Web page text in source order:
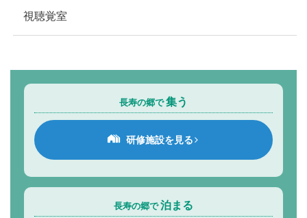
視聴覚室
長寿の郷で集う
研修施設を見る
長寿の郷で泊まる